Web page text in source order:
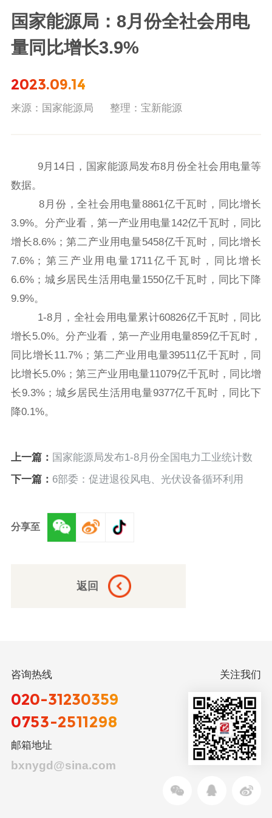
国家能源局：8月份全社会用电
量同比增长3.9%
2023.09.14
来源：国家能源局 整理：宝新能源
9月14日，国家能源局发布8月份全社会用电量等
数据。
8月份，全社会用电量8861亿千瓦时，同比增长
3.9%。分产业看，第一产业用电量142亿千瓦时，同比
增长8.6%；第二产业用电量5458亿千瓦时，同比增长
7.6%；第三产业用电量1711亿千瓦时，同比增长
6.6%；城乡居民生活用电量1550亿千瓦时，同比下降
9.9%。
1-8月，全社会用电量累计60826亿千瓦时，同比
增长5.0%。分产业看，第一产业用电量859亿千瓦时，
同比增长11.7%；第二产业用电量39511亿千瓦时，同
比增长5.0%；第三产业用电量11079亿千瓦时，同比增
长9.3%；城乡居民生活用电量9377亿千瓦时，同比下
降0.1%。
上一篇： 国家能源局发布1-8月份全国电力工业统计数
据
下一篇： 6部委：促进退役风电、光伏设备循环利用
分享至
返回
咨询热线
020-31230359
0753-2511298
邮箱地址
bxnygd@sina.com
关注我们